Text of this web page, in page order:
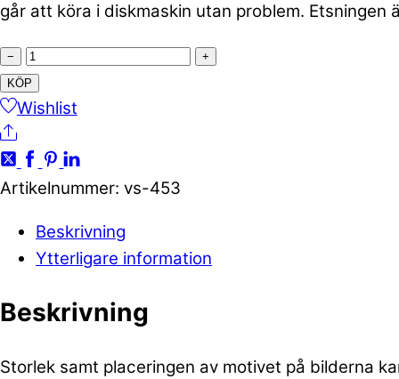
går att köra i diskmaskin utan problem. Etsningen
−
Vas/ljuslykta
kangal
çoban
mängd
+
KÖP
Wishlist
Share
Artikelnummer: vs-453
Beskrivning
Ytterligare information
Beskrivning
Storlek samt placeringen av motivet på bilderna